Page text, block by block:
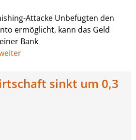
Attacke Unbefugten den
ermöglicht, kann das Geld
Bank
sinkt um 0,3